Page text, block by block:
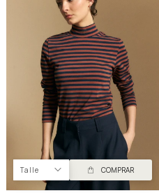
Talle COMPRAR